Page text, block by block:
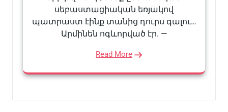
սեբաստացիական եռյակով
պատրաստ էինք տանից դուրս գալու…
Արմինեն ոգևորված էր. —
Read More